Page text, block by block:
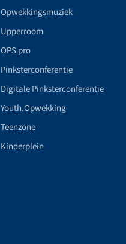
Opwekkingsmuziek
Upperroom
OPS pro
Pinksterconferentie
Digitale Pinksterconferentie
Youth.Opwekking
Teenzone
Kinderplein